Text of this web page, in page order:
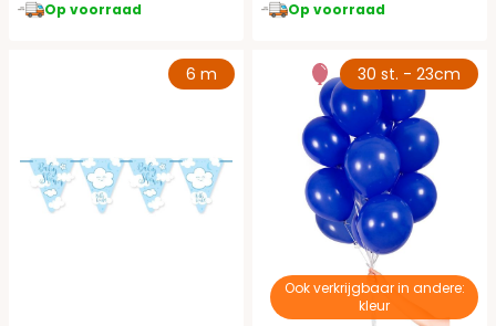
Op voorraad Op voorraad
6 m
Ook verkrijgbaar in andere:
kleur
30 st. - 23cm